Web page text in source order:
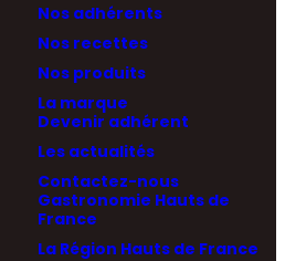
Nos adhérents
Nos recettes
Nos produits
La marque
Devenir adhérent
Les actualités
Contactez-nous
Gastronomie Hauts de
France
La Région Hauts de France